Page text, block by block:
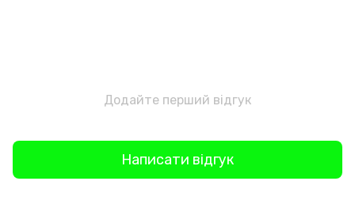
Додайте перший відгук
Написати відгук